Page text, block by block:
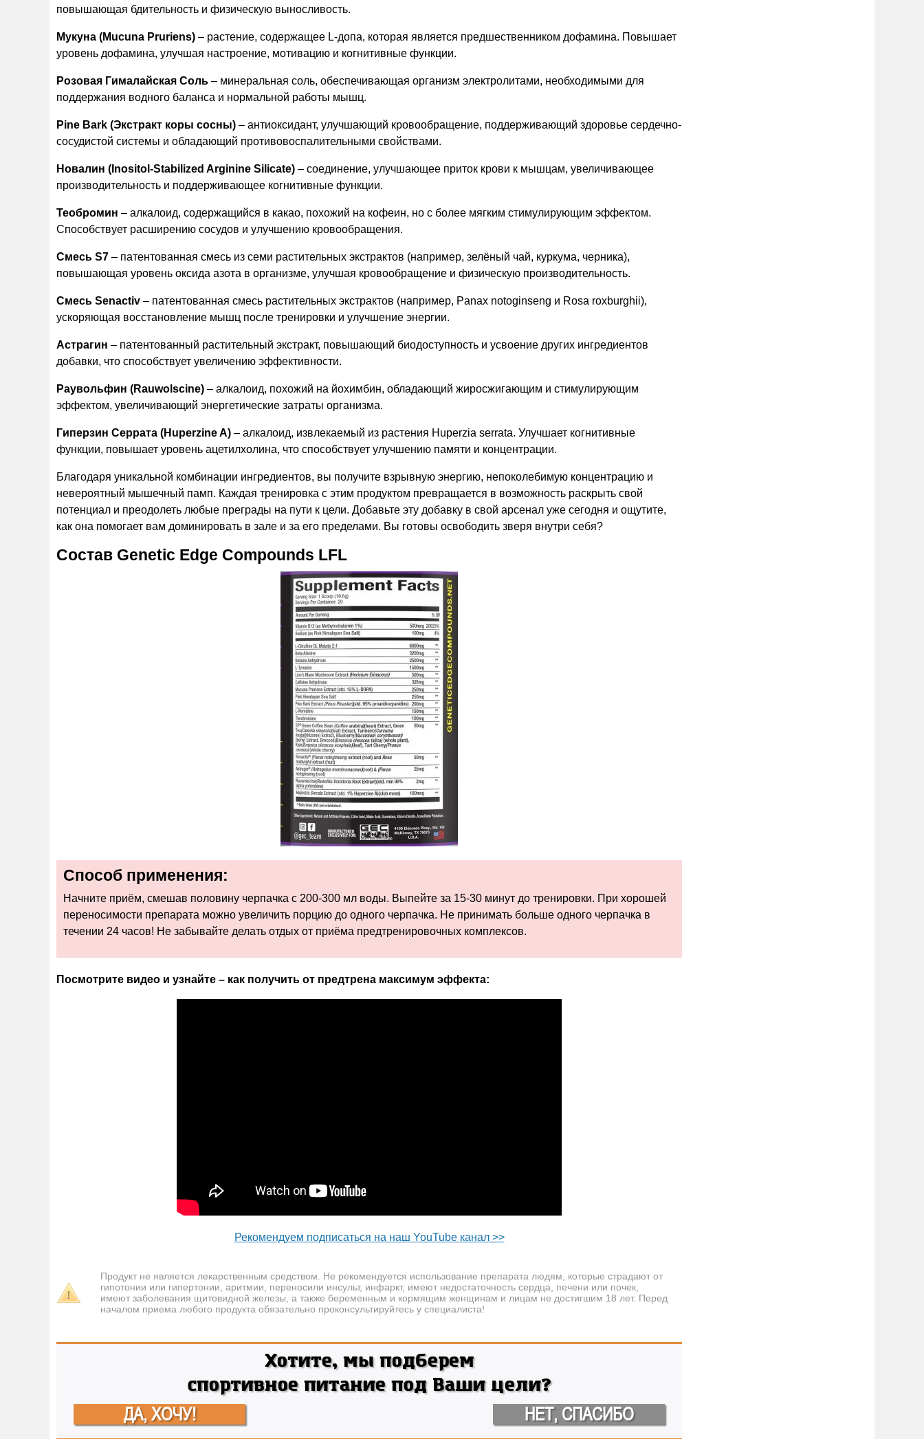
повышающая бдительность и физическую выносливость.
Мукуна (Mucuna Pruriens) – растение, содержащее L-допа, которая является предшественником дофамина. Повышает
уровень дофамина, улучшая настроение, мотивацию и когнитивные функции.
Розовая Гималайская Соль – минеральная соль, обеспечивающая организм электролитами, необходимыми для
поддержания водного баланса и нормальной работы мышц.
Pine Bark (Экстракт коры сосны) – антиоксидант, улучшающий кровообращение, поддерживающий здоровье сердечно-
сосудистой системы и обладающий противовоспалительными свойствами.
Новалин (Inositol-Stabilized Arginine Silicate) – соединение, улучшающее приток крови к мышцам, увеличивающее
производительность и поддерживающее когнитивные функции.
Теобромин – алкалоид, содержащийся в какао, похожий на кофеин, но с более мягким стимулирующим эффектом.
Способствует расширению сосудов и улучшению кровообращения.
Смесь S7 – патентованная смесь из семи растительных экстрактов (например, зелёный чай, куркума, черника),
повышающая уровень оксида азота в организме, улучшая кровообращение и физическую производительность.
Смесь Senactiv – патентованная смесь растительных экстрактов (например, Panax notoginseng и Rosa roxburghii),
ускоряющая восстановление мышц после тренировки и улучшение энергии.
Астрагин – патентованный растительный экстракт, повышающий биодоступность и усвоение других ингредиентов
добавки, что способствует увеличению эффективности.
Раувольфин (Rauwolscine) – алкалоид, похожий на йохимбин, обладающий жиросжигающим и стимулирующим
эффектом, увеличивающий энергетические затраты организма.
Гиперзин Серрата (Huperzine A) – алкалоид, извлекаемый из растения Huperzia serrata. Улучшает когнитивные
функции, повышает уровень ацетилхолина, что способствует улучшению памяти и концентрации.
Благодаря уникальной комбинации ингредиентов, вы получите взрывную энергию, непоколебимую концентрацию и
невероятный мышечный памп. Каждая тренировка с этим продуктом превращается в возможность раскрыть свой
потенциал и преодолеть любые преграды на пути к цели. Добавьте эту добавку в свой арсенал уже сегодня и ощутите,
как она помогает вам доминировать в зале и за его пределами. Вы готовы освободить зверя внутри себя?
Состав Genetic Edge Compounds LFL
Способ применения:
Начните приём, смешав половину черпачка с 200-300 мл воды. Выпейте за 15-30 минут до тренировки. При хорошей
переносимости препарата можно увеличить порцию до одного черпачка. Не принимать больше одного черпачка в
течении 24 часов! Не забывайте делать отдых от приёма предтренировочных комплексов.
Посмотрите видео и узнайте – как получить от предтрена максимум эффекта:
Рекомендуем подписаться на наш YouTube канал >>
Продукт не является лекарственным средством. Не рекомендуется использование препарата людям, которые страдают от
гипотонии или гипертонии, аритмии, переносили инсульт, инфаркт, имеют недостаточность сердца, печени или почек,
имеют заболевания щитовидной железы, а также беременным и кормящим женщинам и лицам не достигшим 18 лет. Перед
началом приема любого продукта обязательно проконсультируйтесь у специалиста!
Хотите, мы подберем
спортивное питание под Ваши цели?
ДА, ХОЧУ! НЕТ, СПАСИБО